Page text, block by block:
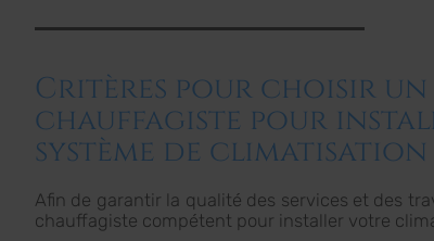
Critères pour choisir un
chauffagiste pour
système de
Afin de garantir la qualité des services et des
chauffagiste compétent pour installer votre